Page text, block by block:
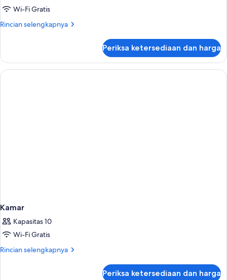
1
tidur
Wi-Fi Gratis
Rincian selengkapnya
Rincian
Suite
Grand,
1
Periksa ketersediaan dan harga
Kamar
Kapasitas 10
Wi-Fi Gratis
Rincian selengkapnya
Rincian
Periksa ketersediaan dan harga